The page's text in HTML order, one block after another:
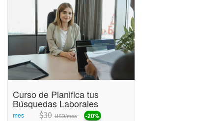
Curso de Planifica tus
Búsquedas Laborales
mes $30 USD/mes -20%